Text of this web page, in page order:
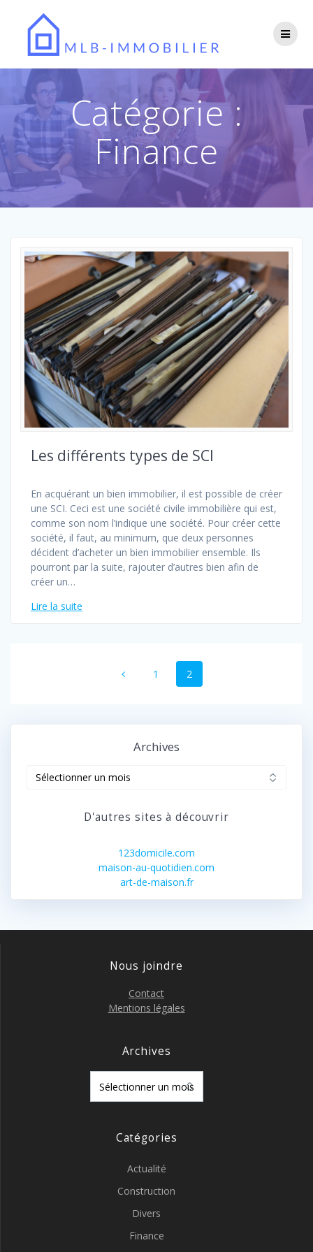
Catégorie :
Finance
Les différents types de SCI
En acquérant un bien immobilier, il est possible de créer
une SCI. Ceci est une société civile immobilière qui est,
comme son nom l’indique une société. Pour créer cette
société, il faut, au minimum, que deux personnes
décident d’acheter un bien immobilier ensemble. Ils
pourront par la suite, rajouter d’autres bien afin de
créer un…
Lire la suite
articles
Page
1 Page
2
Archives
D'autres sites à découvrir
123domicile.com
maison-au-quotidien.com
art-de-maison.fr
Nous joindre
Contact
Mentions légales
Archives
Catégories
Actualité
Construction
Divers
Finance